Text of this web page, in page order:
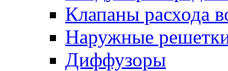
Клапаны расхода
Наружные
Диффузоры